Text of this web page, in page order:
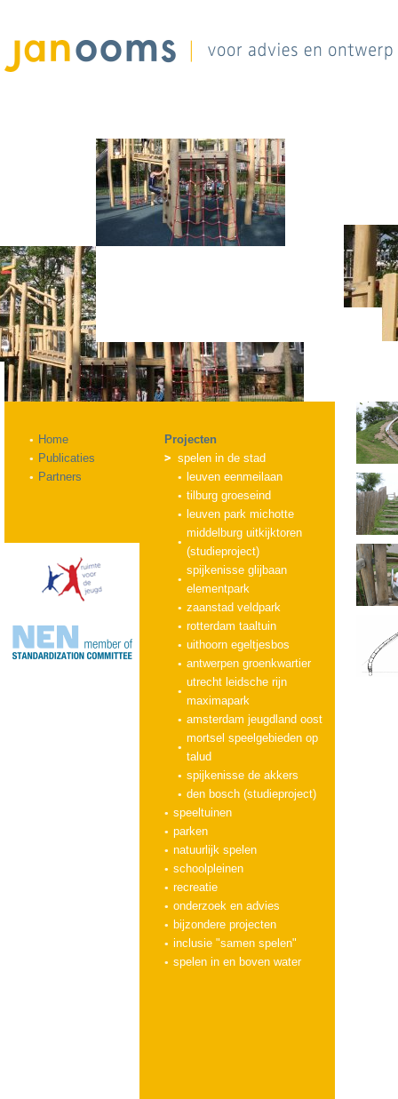
Home
Publicaties
Partners
Projecten
spelen in de stad
leuven eenmeilaan
tilburg groeseind
leuven park michotte
middelburg uitkijktoren
(studieproject)
spijkenisse glijbaan
elementpark
zaanstad veldpark
rotterdam taaltuin
uithoorn egeltjesbos
antwerpen groenkwartier
utrecht leidsche rijn
maximapark
amsterdam jeugdland oost
mortsel speelgebieden op
talud
spijkenisse de akkers
den bosch (studieproject)
speeltuinen
parken
natuurlijk spelen
schoolpleinen
recreatie
onderzoek en advies
bijzondere projecten
inclusie "samen spelen"
spelen in en boven water